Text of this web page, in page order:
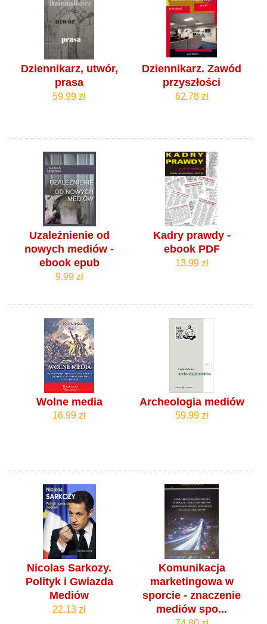
Dziennikarz, utwór,
prasa
59.99 zł
Dziennikarz. Zawód
przyszłości
62.78 zł
Uzależnienie od
nowych mediów -
ebook epub
9.99 zł
Kadry prawdy -
ebook PDF
13.99 zł
Wolne media
16.99 zł
Archeologia mediów
59.99 zł
Nicolas Sarkozy.
Polityk i Gwiazda
Mediów
22.13 zł
Komunikacja
marketingowa w
sporcie - znaczenie
mediów spo...